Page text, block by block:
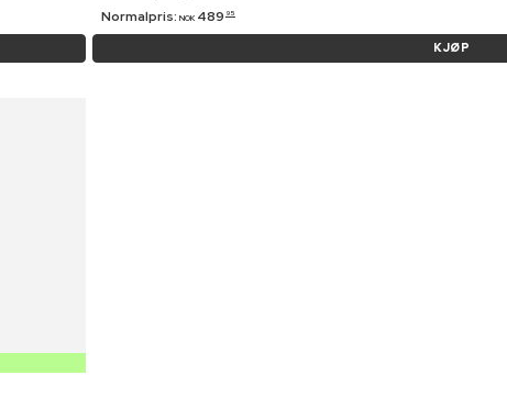
Normalpris: NOK 489 95
KJØP